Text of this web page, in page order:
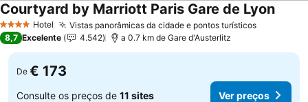
4 EstrelasHotel Vistas panorâmicas da cidade e pontos turísticosVer
Courtyard by Marriott Paris Gare de LyonVer
8,7 Excelente 4.542 a 0.7 km de Gare d'Austerlitz
De € 173
Consulte os preços de 11 sites Ver preços